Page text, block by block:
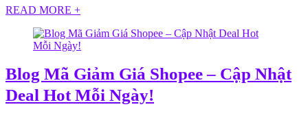
READ MORE +
Blog Mã Giảm Giá Shopee – Cập Nhật
Deal Hot Mỗi Ngày!